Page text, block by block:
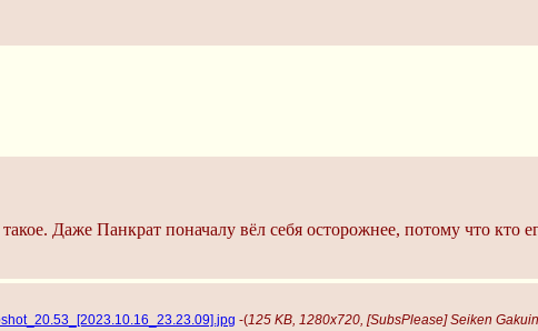
Даже Панкрат поначалу вёл себя осторожнее, потому что кто
-(125 KB, 1280x720, [SubsPlease] Seiken